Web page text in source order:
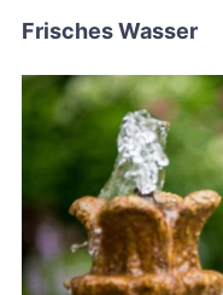
Frisches Wasser